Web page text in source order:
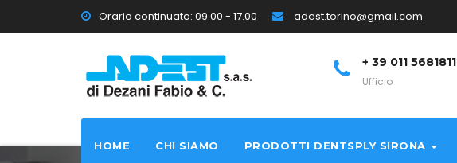
Orario continuato: 09.00 - 17.00 adest.torino@gmail.com
+ 39 011 5681811
Ufficio
HOME CHI SIAMO PRODOTTI DENTSPLY SIRONA